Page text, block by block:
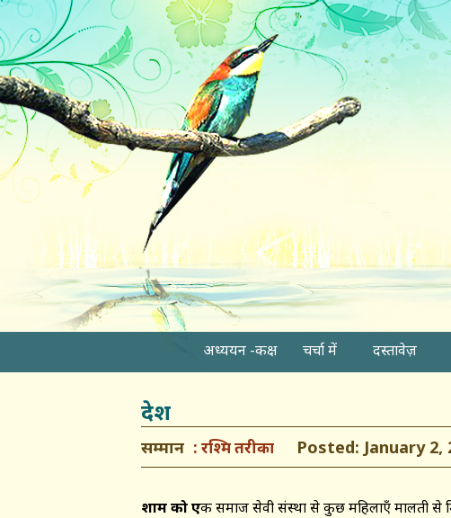
अध्ययन -कक्ष चर्चा में दस्तावेज़
देश
सम्मान रश्मि तरीका Posted: January 2,
शाम को एक समाज सेवी संस्था से कुछ महिलाएँ मालती